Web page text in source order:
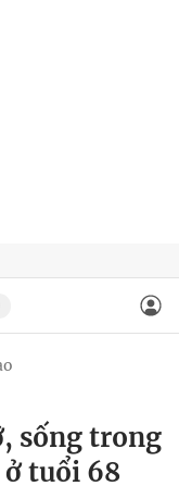
sống trong
tuổi 68